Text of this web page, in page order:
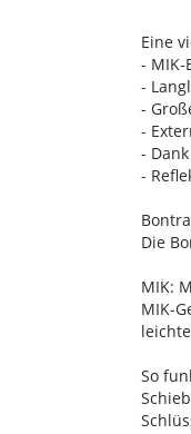
Eine
-
-
-
-
-
-
Die
MIK:
MIK-
So